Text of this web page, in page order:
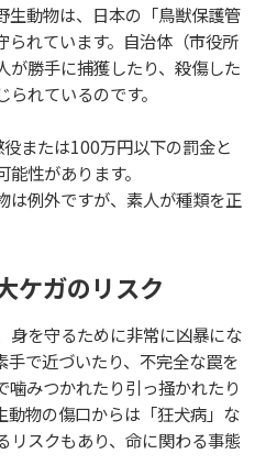
生動物は、日本の「鳥獣保護管
られています。自治体（市役所
が勝手に捕獲したり、殺傷した
れているのです。
または100万円以下の罰金と
性があります。
は例外ですが、素人が種類を正
ケガのリスク
身を守るために非常に凶暴にな
手で近づいたり、不完全な罠を
みつかれたり引っ掻かれたり
動物の傷口からは「狂犬病」な
リスクもあり、命に関わる事態